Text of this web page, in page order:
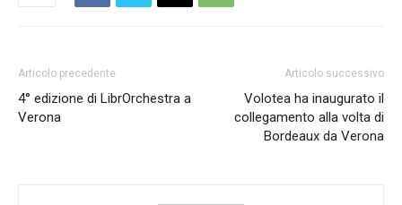
Articolo precedente
4° edizione di LibrOrchestra a
Verona
Articolo successivo
Volotea ha inaugurato il
collegamento alla volta di
Bordeaux da Verona